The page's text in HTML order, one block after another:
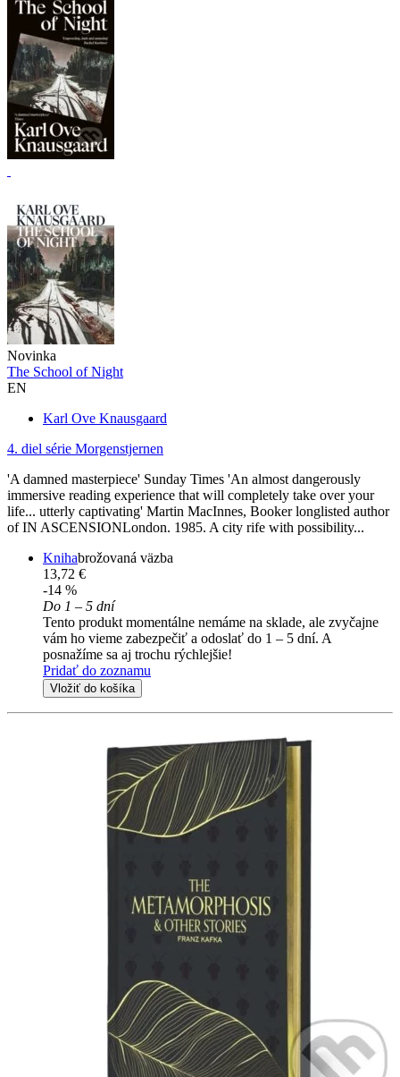
Novinka
The School of Night
EN
Karl Ove Knausgaard
4. diel série Morgenstjernen
'A damned masterpiece' Sunday Times 'An almost dangerously
immersive reading experience that will completely take over your
life... utterly captivating' Martin MacInnes, Booker longlisted author
of IN ASCENSIONLondon. 1985. A city rife with possibility...
Knihabrožovaná väzba
13,72 €
-14 %
Do 1 – 5 dní
Tento produkt momentálne nemáme na sklade, ale zvyčajne
vám ho vieme zabezpečiť a odoslať do 1 – 5 dní. A
posnažíme sa aj trochu rýchlejšie!
Pridať do zoznamu
Vložiť do košíka